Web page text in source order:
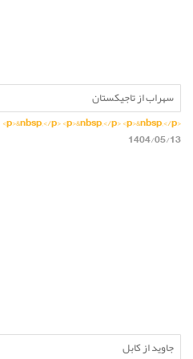
سهراب از تاجیکستان
<p>&nbsp;</p> <p>&nbsp;</p> <p>&nbsp;</p>
1404/05/13
جاوید از کابل